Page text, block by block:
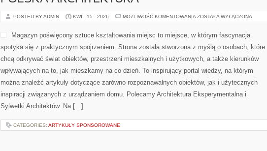
POSTED BY ADMIN KWI - 15 - 2026 MOŻLIWOŚĆ KOMENTOWANIA POLSKA
ZOSTAŁA WYŁĄCZONA
Magazyn poświęcony sztuce kształtowania miejsc to miejsce, w którym fascynacja
spotyka się z praktycznym spojrzeniem. Strona została stworzona z myślą o osobach, które
chcą odkrywać świat obiektów, przestrzeni mieszkalnych i użytkowych, a także kierunków
wpływających na to, jak mieszkamy na co dzień. To inspirujący portal wiedzy, na którym
można znaleźć artykuły dotyczące zarówno rozpoznawalnych obiektów, jak i użytecznych
inspiracji związanych z urządzaniem domu. Polecamy Architektura Eksperymentalna i
Sylwetki Architektów. Na […]
CATEGORIES: ARTYKUŁY SPONSOROWANE